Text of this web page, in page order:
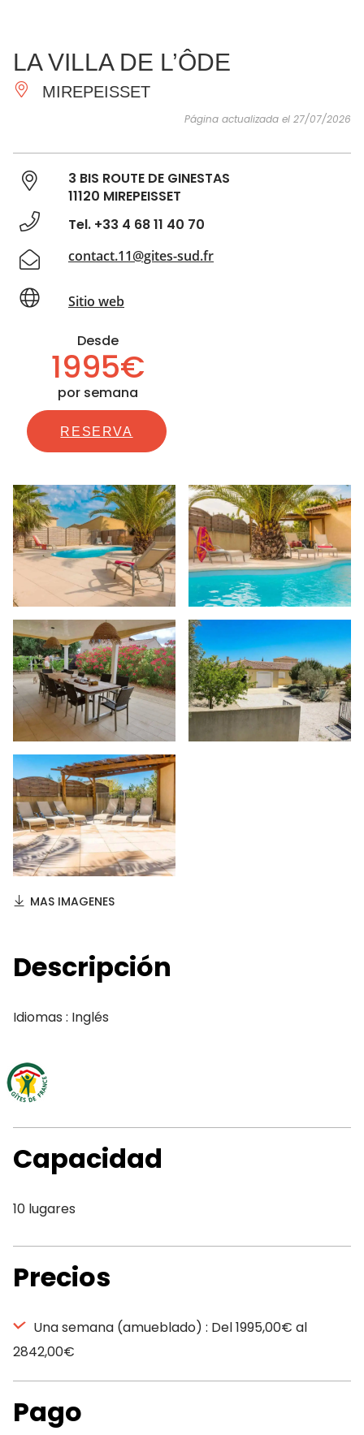
IMPRESCINDIBLES
HACER
INSPIRACIONES
LA VILLA DE L’ÔDE
MIREPEISSET
Página actualizada el 27/07/2026
3 BIS ROUTE DE GINESTAS
11120 MIREPEISSET
Tel. +33 4 68 11 40 70
contact.11@gites-sud.fr
Sitio web
Desde
1995€
por semana
RESERVA
MAS IMAGENES
Descripción
Idiomas : Inglés
Capacidad
10 lugares
Precios
Una semana (amueblado) : Del 1995,00€ al
2842,00€
Pago